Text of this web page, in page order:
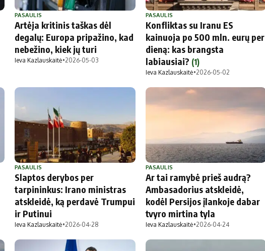
PASAULIS
Artėja kritinis taškas dėl
degalų: Europa pripažino, kad
nebežino, kiek jų turi
Ieva Kazlauskaitė•2026-05-03
PASAULIS
Konfliktas su Iranu ES
kainuoja po 500 mln. eurų per
dieną: kas brangsta
labiausiai? (1)
Ieva Kazlauskaitė•2026-05-02
PASAULIS
Slaptos derybos per
tarpininkus: Irano ministras
atskleidė, ką perdavė Trumpui
ir Putinui
Ieva Kazlauskaitė•2026-04-28
PASAULIS
Ar tai ramybė prieš audrą?
Ambasadorius atskleidė,
kodėl Persijos įlankoje dabar
tvyro mirtina tyla
Ieva Kazlauskaitė•2026-04-24